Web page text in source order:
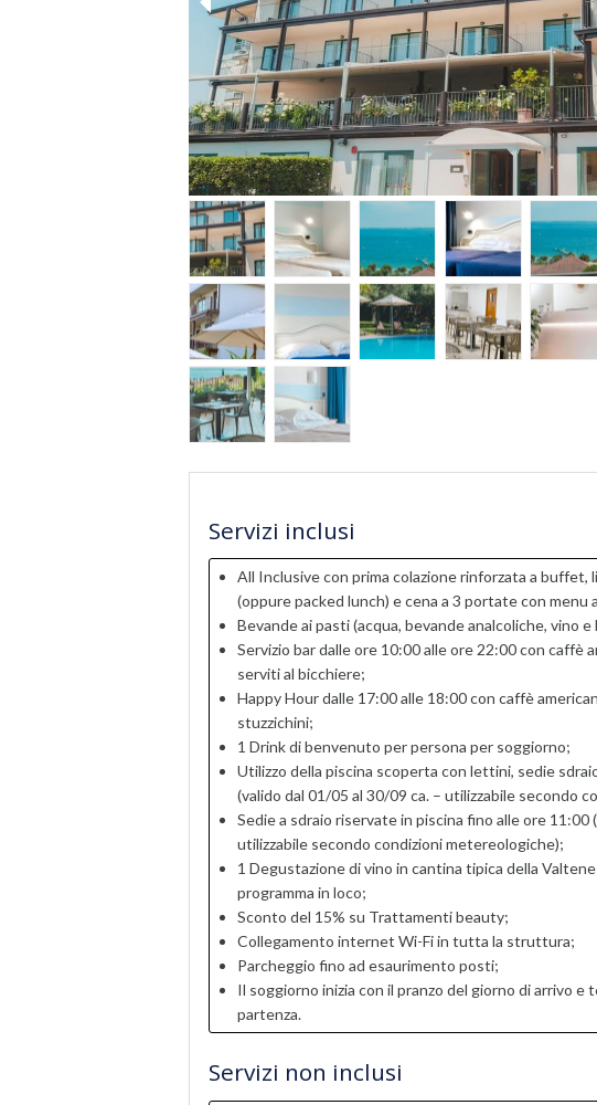
Servizi inclusi
All Inclusive con prima colazione rinforzata a
(oppure packed lunch) e cena a 3 portate con menu
Bevande ai pasti (acqua, bevande analcoliche, vino e
Servizio bar dalle ore 10:00 alle ore 22:00 con caffè
serviti al bicchiere;
Happy Hour dalle 17:00 alle 18:00 con caffè
stuzzichini;
1 Drink di benvenuto per persona per soggiorno;
Utilizzo della piscina scoperta con lettini, sedie
(valido dal 01/05 al 30/09 ca. – utilizzabile secondo
Sedie a sdraio riservate in piscina fino alle ore 11:00
utilizzabile secondo condizioni metereologiche);
1 Degustazione di vino in cantina tipica della
programma in loco;
Sconto del 15% su Trattamenti beauty;
Collegamento internet Wi-Fi in tutta la struttura;
Parcheggio fino ad esaurimento posti;
Il soggiorno inizia con il pranzo del giorno di arrivo e
partenza.
Servizi non inclusi